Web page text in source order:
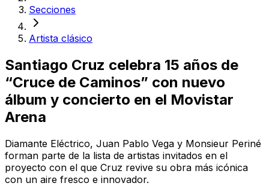
Secciones
Artista clásico
Santiago Cruz celebra 15 años de
“Cruce de Caminos” con nuevo
álbum y concierto en el Movistar
Arena
Diamante Eléctrico, Juan Pablo Vega y Monsieur Periné
forman parte de la lista de artistas invitados en el
proyecto con el que Cruz revive su obra más icónica
con un aire fresco e innovador.